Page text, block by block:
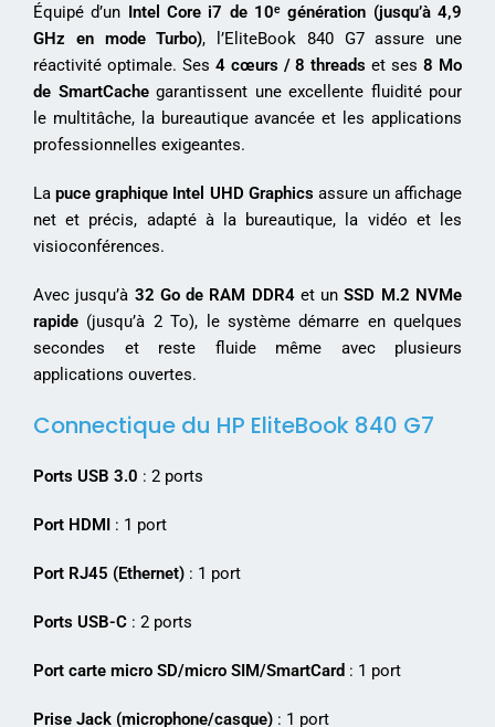
Équipé d’un Intel Core i7 de 10ᵉ génération (jusqu’à 4,9
GHz en mode Turbo), l’EliteBook 840 G7 assure une
réactivité optimale. Ses 4 cœurs / 8 threads et ses8 Mo
de SmartCachegarantissent une excellente fluidité pour
le multitâche, la bureautique avancée et les applications
professionnelles exigeantes.
Lapuce graphique Intel UHD Graphics assure un affichage
net et précis, adapté à la bureautique, la vidéo et les
visioconférences.
Avec jusqu’à 32 Go de RAM DDR4et unSSD M.2 NVMe
rapide (jusqu’à 2 To), le système démarre en quelques
secondes et reste fluide même avec plusieurs
applications ouvertes.
Connectique du HP EliteBook 840 G7
Ports USB 3.0 : 2 ports
Port HDMI : 1 port
Port RJ45 (Ethernet) : 1 port
Ports USB-C : 2 ports
Port carte micro SD/micro SIM/SmartCard : 1 port
Prise Jack (microphone/casque) : 1 port